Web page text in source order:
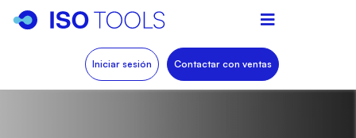
Iniciar sesión Contactar con ventas